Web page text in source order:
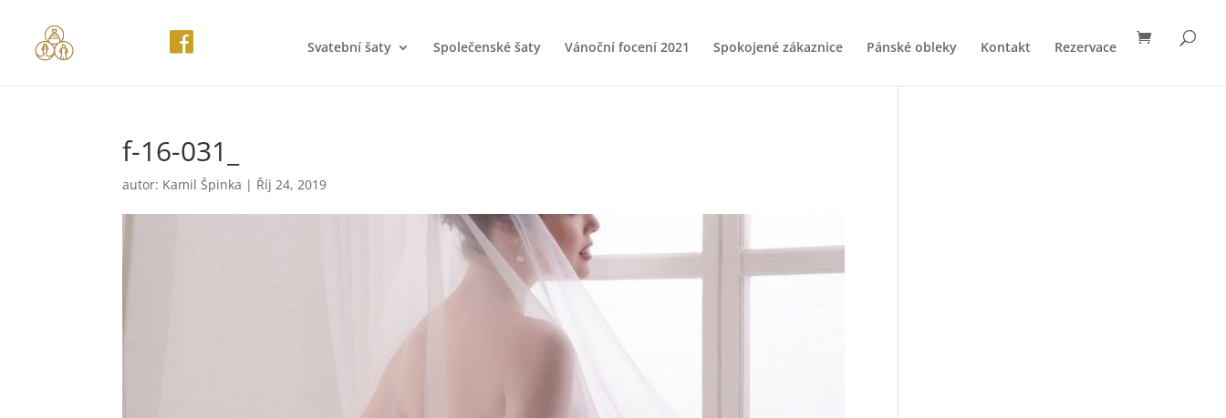
Svatební šaty Společenské šaty Vánoční focení 2021 Spokojené zákaznice Pánské obleky Kontakt Rezervace
f-16-031_
autor: Kamil Špinka | Říj 24, 2019